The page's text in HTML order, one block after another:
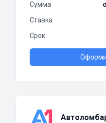
Сумма
Ставка
Срок